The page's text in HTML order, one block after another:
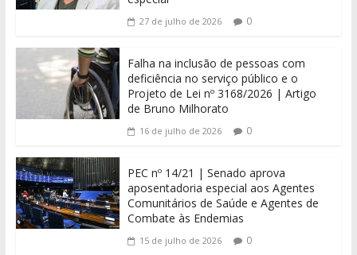
27 de julho de 2026 0
Falha na inclusão de pessoas com
deficiência no serviço público e o
Projeto de Lei nº 3168/2026 | Artigo
de Bruno Milhorato
16 de julho de 2026 0
PEC nº 14/21 | Senado aprova
aposentadoria especial aos Agentes
Comunitários de Saúde e Agentes de
Combate às Endemias
15 de julho de 2026 0